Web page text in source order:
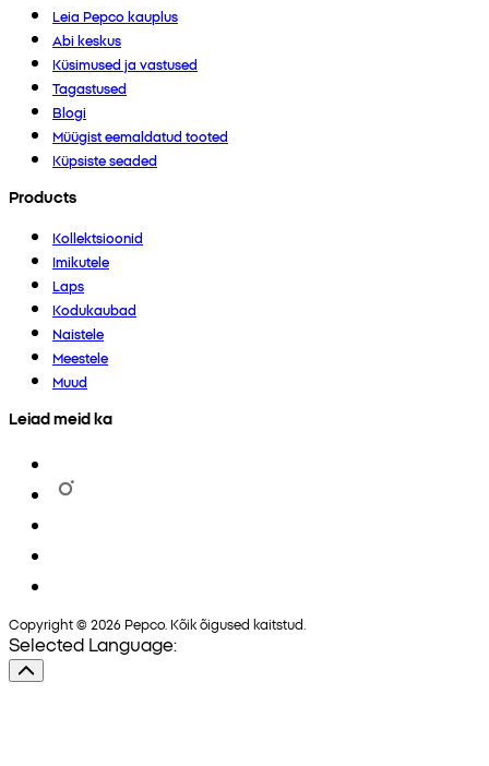
Leia Pepco kauplus
Abi keskus
Küsimused ja vastused
Tagastused
Blogi
Müügist eemaldatud tooted
Küpsiste seaded
Products
Kollektsioonid
Imikutele
Laps
Kodukaubad
Naistele
Meestele
Muud
Leiad meid ka
Copyright © 2026 Pepco. Kõik õigused kaitstud.
Selected Language: